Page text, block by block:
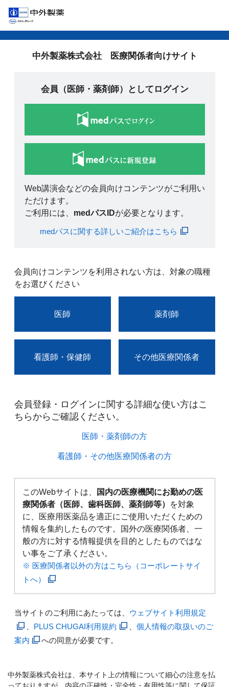
中外製薬株式会社 医療関係者向けサイト
会員（医師・薬剤師）としてログイン
Web講演会などの会員向けコンテンツがご利用い
ただけます。
ご利用には、 medパスIDが必要となります。
medパスに関する詳しいご紹介はこちら
会員向けコンテンツを利用されない方は、対象の職種
をお選びください
医師 薬剤師
看護師・保健師 その他医療関係者
会員登録・ログインに関する詳細な使い方はこ
ちらからご確認ください。​
医師・薬剤師の方​
看護師・その他医療関係者の方​
このWebサイトは、
国内の医療機関にお勤めの医
療関係者（医師、歯科医師、薬剤師等）
を対象
に、医療用医薬品を適正にご使用いただくための
情報を集約したものです。国外の医療関係者、一
般の方に対する情報提供を目的としたものではな
い事をご了承ください。
※ 医療関係者以外の方はこちら（コーポレートサイ
トへ）
当サイトのご利用にあたっては、 ウェブサイト利用規定
PLUS CHUGAI利用規約
個人情報の取扱いのご
案内
への同意が必要です。
中外製薬株式会社は、本サイト上の情報について細心の注意を払
っておりますが、内容の正確性・完全性・有用性等に関して保証